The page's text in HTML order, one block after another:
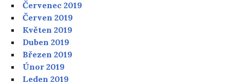
Červenec 2019
Červen 2019
Květen 2019
Duben 2019
Březen 2019
Únor 2019
Leden 2019